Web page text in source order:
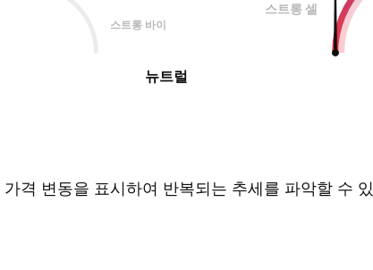
스트롱 바이
뉴트럴
스트롱 셀
격 변동을 표시하여 반복되는 추세를 파악할 수 있